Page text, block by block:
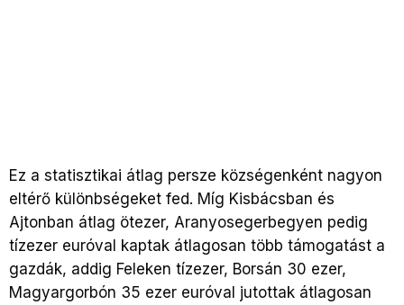
Ez a statisztikai átlag persze községenként nagyon
eltérő különbségeket fed. Míg Kisbácsban és
Ajtonban átlag ötezer, Aranyosegerbegyen pedig
tízezer euróval kaptak átlagosan több támogatást a
gazdák, addig Feleken tízezer, Borsán 30 ezer,
Magyargorbón 35 ezer euróval jutottak átlagosan